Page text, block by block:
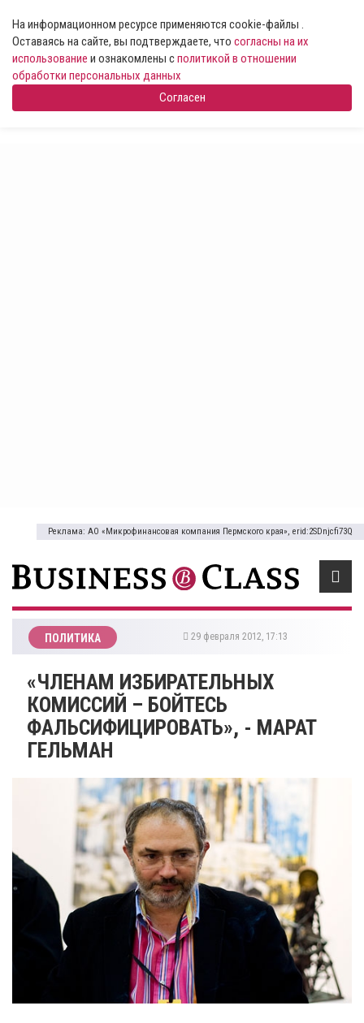
На информационном ресурсе применяются cookie-файлы .
Оставаясь на сайте, вы подтверждаете, что согласны на их
использование и ознакомлены сполитикой в отношении
обработки персональных данных
Согласен
Реклама: АО «Микрофинансовая компания Пермского края», erid:2SDnjcfi73Q
ПОЛИТИКА 29 февраля 2012, 17:13
«ЧЛЕНАМ ИЗБИРАТЕЛЬНЫХ
КОМИССИЙ – БОЙТЕСЬ
ФАЛЬСИФИЦИРОВАТЬ», - МАРАТ
ГЕЛЬМАН